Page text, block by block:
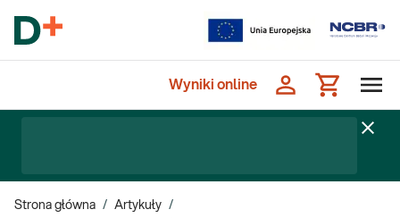
Wyniki online
Strona główna / Artykuły /